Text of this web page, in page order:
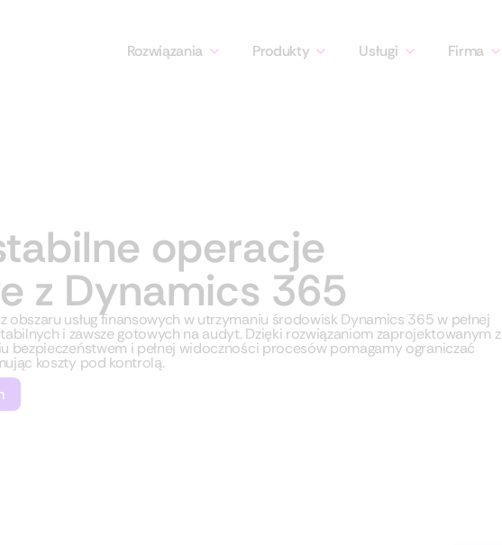
Rozwiązania Produkty Usługi Firma
operacje
z Dynamics 365
obszaru usług finansowych w utrzymaniu środowisk Dynamics 365 w pełnej
i zawsze gotowych na audyt. Dzięki rozwiązaniom zaprojektowanym z
bezpieczeństwem i pełnej widoczności procesów pomagamy ograniczać
koszty pod kontrolą.